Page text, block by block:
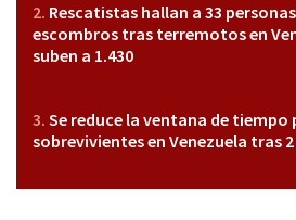
Rescatistas hallan a 33
escombros tras terremotos en
suben a 1.430
Se reduce la ventana de
sobrevivientes en Venezuela tras